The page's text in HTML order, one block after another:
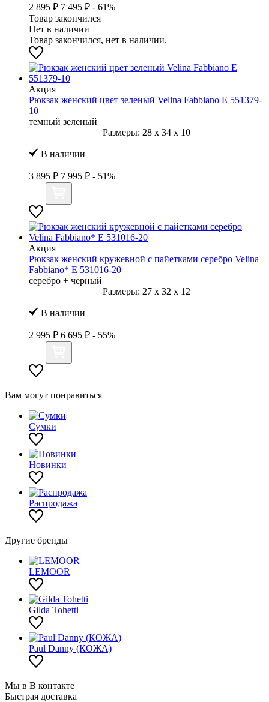
2 895 ₽ 7 495 ₽ - 61%
Товар закончился
Нет в наличии
Товар закончился, нет в наличии.
Акция
Рюкзак женский цвет зеленый Velina Fabbiano E 551379-
10
темный зеленый
Размеры: 28 x 34 x 10
В наличии
3 895 ₽ 7 995 ₽ - 51%
Акция
Рюкзак женский кружевной с пайетками серебро Velina
Fabbiano* E 531016-20
серебро + черный
Размеры: 27 x 32 x 12
В наличии
2 995 ₽ 6 695 ₽ - 55%
Вам могут понравиться
Сумки
Новинки
Распродажа
Другие бренды
LEMOOR
Gilda Tohetti
Paul Danny (КОЖА)
Мы в В контакте
Быстрая доставка